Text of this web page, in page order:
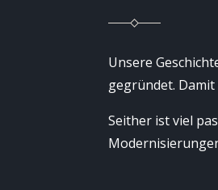
Unsere
gegründet.
Seither ist viel